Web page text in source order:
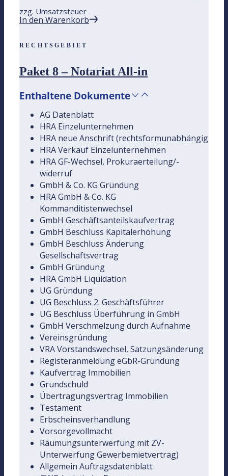
zzg. Umsatzsteuer
In den Warenkorb
RECHTSGEBIET
Paket 8 – Notariat All-in
Enthaltene Dokumente
AG Datenblatt
HRA Einzelunternehmen
HRA neue Anschrift (rechtsformunabhängig
HRA Verkauf Einzelunternehmen
HRA GF-Wechsel, Prokuraerteilung/-
widerruf
GmbH & Co. KG Gründung
HRA GmbH & Co. KG
Kommanditistenwechsel
GmbH Geschäftsanteilskaufvertrag
GmbH Beschluss Kapitalerhöhung
GmbH Beschluss Änderung
Gesellschaftsvertrag
GmbH Gründung
HRA GmbH Liquidation
UG Gründung
UG Beschluss 2. Geschäftsführer
UG Beschluss Überführung in GmbH
GmbH Verschmelzung durch Aufnahme
Vereinsgründung
VRA Vorstandswechsel, Satzungsänderung
Registeranmeldung eGbR-Gründung
Kaufvertrag Immobilien
Grundschuld
Übertragungsvertrag Immobilien
Testament
Erbscheinsverhandlung
Vorsorgevollmacht
Räumungsunterwerfung mit ZV-
Unterwerfung Gewerbemietvertrag)
Allgemein Auftragsdatenblatt